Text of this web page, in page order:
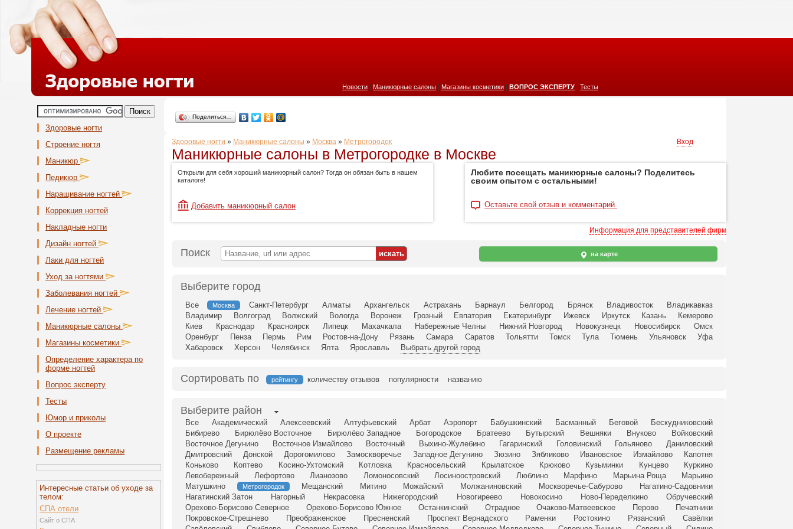
Новости Маникюрные салоны Магазины косметики ВОПРОС ЭКСПЕРТУ Тесты
Здоровые ногти
Строение ногтя
Маникюр
Педикюр
Наращивание ногтей
Коррекция ногтей
Накладные ногти
Дизайн ногтей
Лаки для ногтей
Уход за ногтями
Заболевания ногтей
Лечение ногтей
Маникюрные салоны
Магазины косметики
Определение характера по
форме ногтей
Вопрос эксперту
Тесты
Юмор и приколы
О проекте
Размещение рекламы
Интересные статьи об уходе за
телом:
СПА отели
Сайт о СПА
Поделиться…
Здоровые ногти » Маникюрные салоны » Москва » Метрогородок Вход
Маникюрные салоны в Метрогородке в Москве
Открыли для себя хороший маникюрный салон? Тогда он обязан быть в нашем
каталоге!
Добавить маникюрный салон
Любите посещать маникюрные салоны? Поделитесь
своим опытом с остальными!
Оставьте свой отзыв и комментарий.
Информация для представителей фирм
Поиск на карте
Выберите город
Все Москва Санкт-Петербург Алматы Архангельск Астрахань Барнаул Белгород Брянск Владивосток
Владикавказ
Владимир
Волгоград Волжский Вологда Воронеж Грозный Евпатория Екатеринбург Ижевск Иркутск Казань
Кемерово
Киев
Краснодар Красноярск Липецк Махачкала Набережные Челны Нижний Новгород Новокузнецк Новосибирск
Омск
Оренбург
Пенза Пермь Рим Ростов-на-Дону Рязань Самара Саратов Тольятти Томск Тула Тюмень Ульяновск
Уфа
Хабаровск
Херсон Челябинск Ялта Ярославль Выбрать другой город
Сортировать по рейтингу количеству отзывов популярности названию
Выберите район
Все Академический Алексеевский Алтуфьевский Арбат Аэропорт Бабушкинский Басманный Беговой
Бескудниковский
Бибирево
Бирюлёво Восточное Бирюлёво Западное Богородское Братеево Бутырский Вешняки Внуково
Войковский
Восточное Дегунино
Восточное Измайлово Восточный Выхино-Жулебино Гагаринский Головинский Гольяново
Даниловский
Дмитровский
Донской Дорогомилово Замоскворечье Западное Дегунино Зюзино Зябликово Ивановское Измайлово
Капотня
Коньково
Коптево Косино-Ухтомский Котловка Красносельский Крылатское Крюково Кузьминки Кунцево
Куркино
Левобережный
Лефортово Лианозово Ломоносовский Лосиноостровский Люблино Марфино Марьина Роща
Марьино
Матушкино
Метрогородок Мещанский Митино Можайский Молжаниновский Москворечье-Сабурово
Нагатино-Садовники
Нагатинский Затон
Нагорный Некрасовка Нижегородский Новогиреево Новокосино Ново-Переделкино
Обручевский
Орехово-Борисово Северное
Орехово-Борисово Южное Останкинский Отрадное Очаково-Матвеевское Перово
Печатники
Покровское-Стрешнево
Преображенское Пресненский Проспект Вернадского Раменки Ростокино Рязанский
Савёлки